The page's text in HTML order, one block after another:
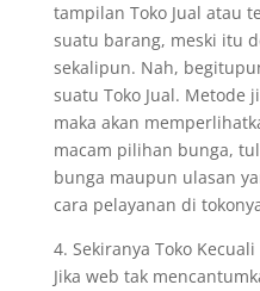
tampilan Toko Jual atau
suatu barang, meski itu
sekalipun. Nah,
suatu Toko Jual. Metode
maka akan
macam pilihan bunga,
bunga maupun ulasan
cara pelayanan di
4. Sekiranya Toko Kecuali
Jika web tak